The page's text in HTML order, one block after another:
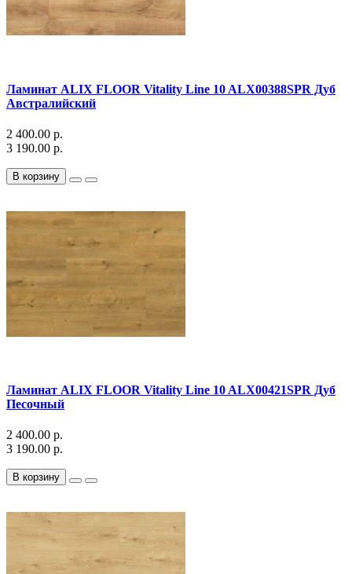
Ламинат ALIX FLOOR Vitality Line 10 ALX00388SPR Дуб
Австралийский
2 400.00 р.
3 190.00 р.
В корзину
Ламинат ALIX FLOOR Vitality Line 10 ALX00421SPR Дуб
Песочный
2 400.00 р.
3 190.00 р.
В корзину